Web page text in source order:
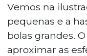
Vemos na
pequenas e a
bolas grandes.
aproximar as